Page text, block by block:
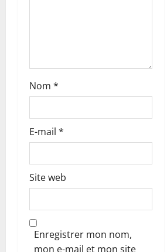
c
l
Nom *
E-mail *
Site web
Enregistrer mon nom,
mon e-mail et mon site